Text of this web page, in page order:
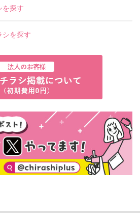
を探す
シを探す